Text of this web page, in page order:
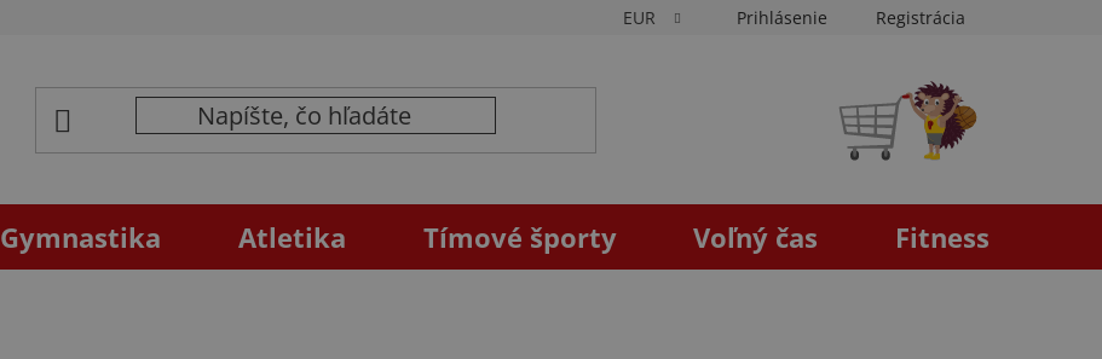
EUR Prihlásenie Registrácia
NÁKUPNÝ
KOŠÍK
Gymnastika Atletika Tímové športy Voľný čas Fitness